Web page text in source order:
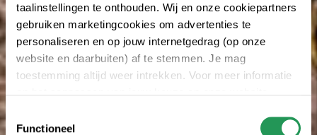
taalinstellingen te onthouden. Wij en onze cookiepartners
gebruiken marketingcookies om advertenties te
personaliseren en op jouw internetgedrag (op onze
website en daarbuiten) af te stemmen. Je mag
toestemming altijd weer intrekken. Voor meer informatie
Toestemmingsselectie
Functioneel